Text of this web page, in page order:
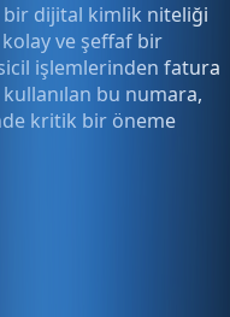
bir dijital kimlik niteliği
kolay ve şeffaf bir
sicil işlemlerinden fatura
bu numara,
kritik bir öneme